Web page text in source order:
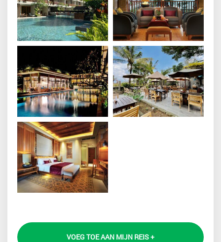
VOEG TOE AAN MIJN REIS +